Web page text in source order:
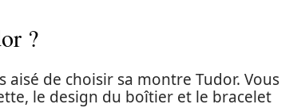
?
aisé de choisir sa montre Tudor. Vous
le design du boîtier et le bracelet